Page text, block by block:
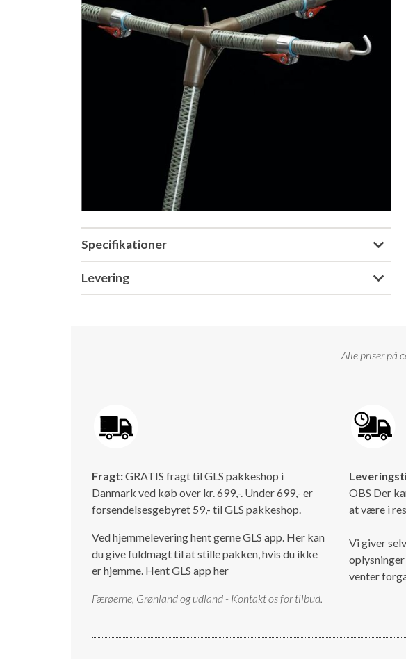
Specifikationer
Levering
Alle priser på
Fragt:GRATIS fragt til GLS pakkeshop i
Danmark ved køb over kr. 699,-. Under 699,- er
forsendelsesgebyret 59,- til GLS pakkeshop.
Ved hjemmelevering hent gerne GLS app. Her kan
du give fuldmagt til at stille pakken, hvis du ikke
er hjemme. Hent GLS app her
Færøerne, Grønland og udland - Kontakt os for tilbud.
OBS Der
at være i
Vi giver
venter